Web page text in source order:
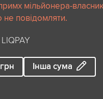
мільйонера-
повідомляти.
грн Інша сума